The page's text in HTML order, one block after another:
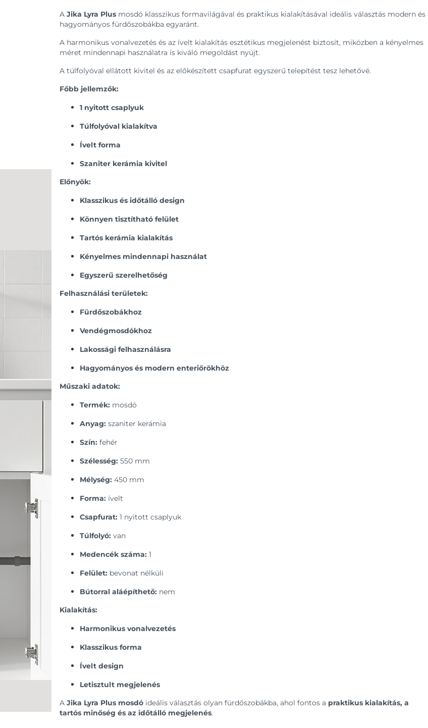
A Jika Lyra Plus mosdó klasszikus formavilágával és praktikus kialakításával ideális választás modern és
hagyományos fürdőszobákba egyaránt.
A harmonikus vonalvezetés és az ívelt kialakítás esztétikus megjelenést biztosít, miközben a kényelmes
méret mindennapi használatra is kiváló megoldást nyújt.
A túlfolyóval ellátott kivitel és az előkészített csapfurat egyszerű telepítést tesz lehetővé.
Főbb jellemzők:
1 nyitott csaplyuk
Túlfolyóval kialakítva
Ívelt forma
Szaniter kerámia kivitel
Előnyök:
Klasszikus és időtálló design
Könnyen tisztítható felület
Tartós kerámia kialakítás
Kényelmes mindennapi használat
Egyszerű szerelhetőség
Felhasználási területek:
Fürdőszobákhoz
Vendégmosdókhoz
Lakossági felhasználásra
Hagyományos és modern enteriőrökhöz
Műszaki adatok:
Termék: mosdó
Anyag: szaniter kerámia
Szín: fehér
Szélesség: 550 mm
Mélység: 450 mm
Forma: ívelt
Csapfurat: 1 nyitott csaplyuk
Túlfolyó: van
Medencék száma: 1
Felület: bevonat nélküli
Bútorral aláépíthető: nem
Kialakítás:
Harmonikus vonalvezetés
Klasszikus forma
Ívelt design
Letisztult megjelenés
A Jika Lyra Plus mosdó ideális választás olyan fürdőszobákba, ahol fontos a praktikus kialakítás, a
tartós minőség és az időtálló megjelenés.